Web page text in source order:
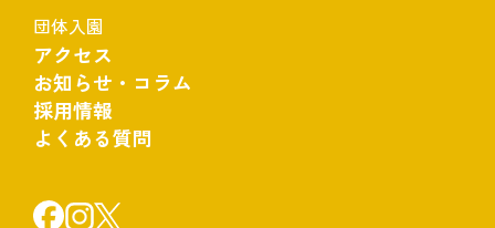
団体入園
アクセス
お知らせ・コラム
採用情報
よくある質問